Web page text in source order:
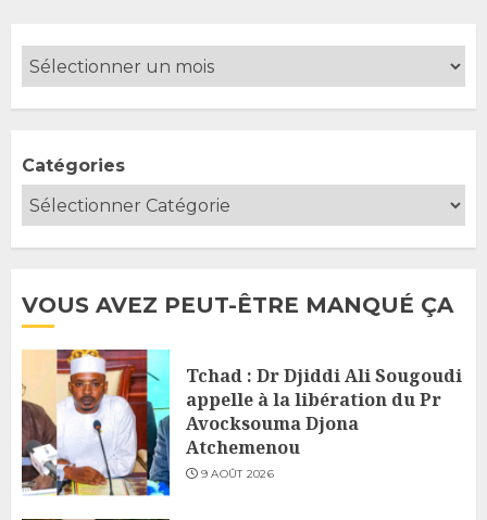
Catégories
VOUS AVEZ PEUT-ÊTRE MANQUÉ ÇA
Tchad : Dr Djiddi Ali Sougoudi
appelle à la libération du Pr
Avocksouma Djona
Atchemenou
9 AOÛT 2026